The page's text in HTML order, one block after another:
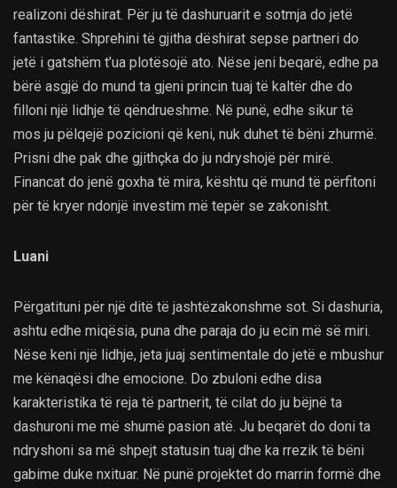
realizoni dëshirat. Për ju të dashuruarit e sotmja do jetë
fantastike. Shprehini të gjitha dëshirat sepse partneri do
jetë i gatshëm t’ua plotësojë ato. Nëse jeni beqarë, edhe pa
bërë asgjë do mund ta gjeni princin tuaj të kaltër dhe do
filloni një lidhje të qëndrueshme. Në punë, edhe sikur të
mos ju pëlqejë pozicioni që keni, nuk duhet të bëni zhurmë.
Prisni dhe pak dhe gjithçka do ju ndryshojë për mirë.
Financat do jenë goxha të mira, kështu që mund të përfitoni
për të kryer ndonjë investim më tepër se zakonisht.
Luani
Përgatituni për një ditë të jashtëzakonshme sot. Si dashuria,
ashtu edhe miqësia, puna dhe paraja do ju ecin më së miri.
Nëse keni një lidhje, jeta juaj sentimentale do jetë e mbushur
me kënaqësi dhe emocione. Do zbuloni edhe disa
karakteristika të reja të partnerit, të cilat do ju bëjnë ta
dashuroni me më shumë pasion atë. Ju beqarët do doni ta
ndryshoni sa më shpejt statusin tuaj dhe ka rrezik të bëni
gabime duke nxituar. Në punë projektet do marrin formë dhe